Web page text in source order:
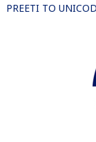
PREETI TO